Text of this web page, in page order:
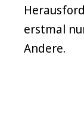
erstmal
Andere.